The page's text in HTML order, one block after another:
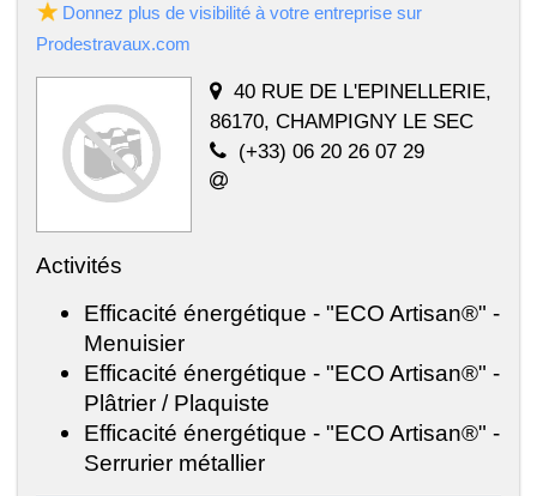
Donnez plus de visibilité à votre entreprise sur
Prodestravaux.com
40 RUE DE L'EPINELLERIE,
86170, CHAMPIGNY LE SEC
(+33) 06 20 26 07 29
Activités
Efficacité énergétique - "ECO Artisan®" -
Menuisier
Efficacité énergétique - "ECO Artisan®" -
Plâtrier / Plaquiste
Efficacité énergétique - "ECO Artisan®" -
Serrurier métallier